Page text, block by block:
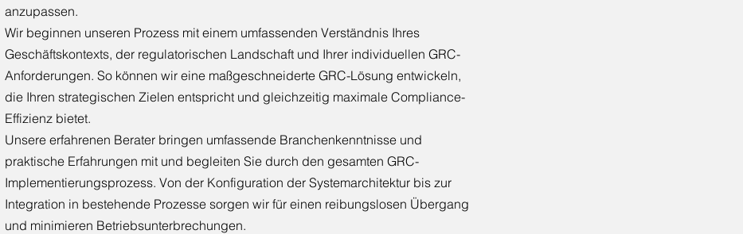
anzupassen.
Wir beginnen unseren Prozess mit einem umfassenden Verständnis Ihres
Geschäftskontexts, der regulatorischen Landschaft und Ihrer individuellen GRC-
Anforderungen. So können wir eine maßgeschneiderte GRC-Lösung entwickeln,
die Ihren strategischen Zielen entspricht und gleichzeitig maximale Compliance-
Effizienz bietet.
Unsere erfahrenen Berater bringen umfassende Branchenkenntnisse und
praktische Erfahrungen mit und begleiten Sie durch den gesamten GRC-
Implementierungsprozess. Von der Konfiguration der Systemarchitektur bis zur
Integration in bestehende Prozesse sorgen wir für einen reibungslosen Übergang
und minimieren Betriebsunterbrechungen.